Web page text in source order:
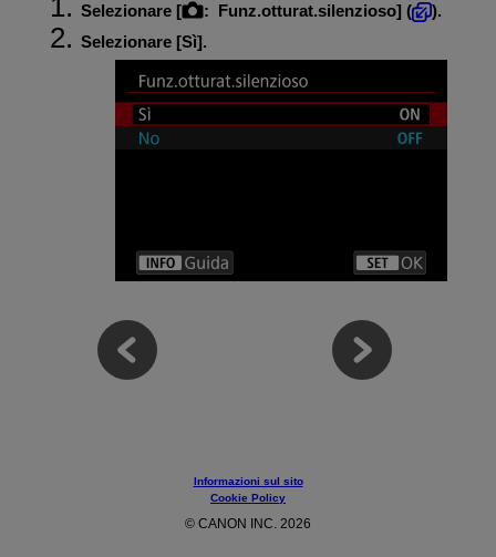
Selezionare [ : Funz.otturat.silenzioso] (
).
Selezionare [Sì].
Informazioni sul sito
Cookie Policy
© CANON INC. 2026